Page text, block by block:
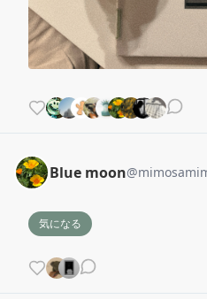
Blue moon@
気になる